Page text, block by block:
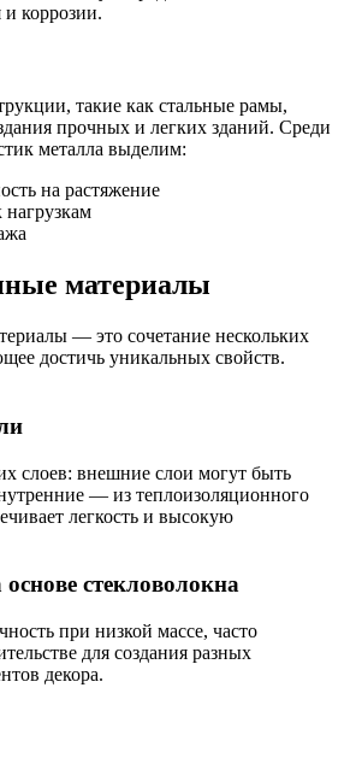
коррозии.
такие как стальные рамы,
прочных и легких зданий. Среди
металла выделим:
на растяжение
нагрузкам
материалы
— это сочетание нескольких
достичь уникальных свойств.
слоев: внешние слои могут быть
— из теплоизоляционного
легкость и высокую
стекловолокна
при низкой массе, часто
для создания разных
декора.